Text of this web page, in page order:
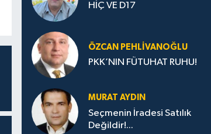
HİÇ VE D17
ÖZCAN PEHLIVANOĞLU
PKK’NIN FÜTUHAT RUHU!
MURAT AYDIN
Seçmenin İradesi Satılık
Değildir!...